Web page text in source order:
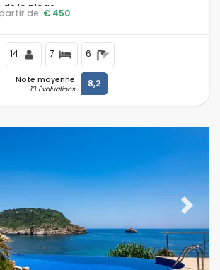
la plage.
partir de: € 450
14 7 6
Note moyenne
13 Évaluations 8,2
Next